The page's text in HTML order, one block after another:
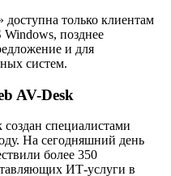
только клиентам
позднее
и для
систем.
AV-Desk
специалистами
На сегодняшний день
более 350
ИТ-услуги в